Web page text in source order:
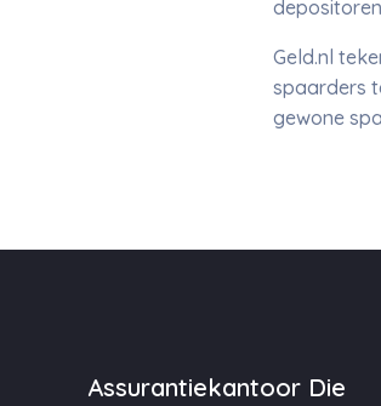
Geld.nl
spaarders
gewone
Assurantiekantoor Die